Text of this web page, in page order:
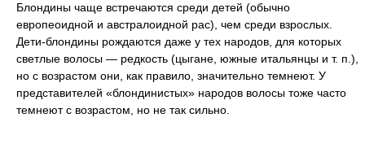
Блондины чаще встречаются среди детей (обычно
европеоидной и австралоидной рас), чем среди взрослых.
Дети-блондины рождаются даже у тех народов, для которых
светлые волосы — редкость (цыгане, южные итальянцы и т. п.),
но с возрастом они, как правило, значительно темнеют. У
представителей «блондинистых» народов волосы тоже часто
темнеют с возрастом, но не так сильно.